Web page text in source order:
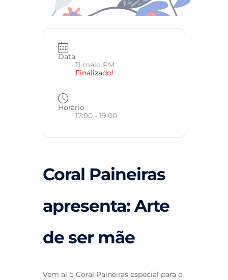
Data
11 maio PM
Finalizado!
Horário
17:00 - 19:00
Coral Paineiras
apresenta: Arte
de ser mãe
Vem aí o Coral Paineiras especial para o